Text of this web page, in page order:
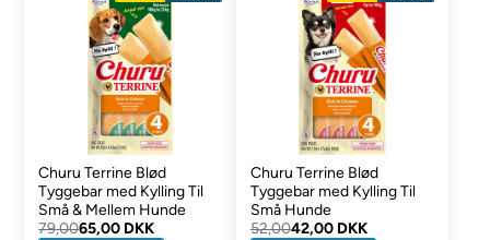
Churu Terrine Blød
Tyggebar med Kylling Til
Små & Mellem Hunde
79,0065,00 DKK
Churu Terrine Blød
Tyggebar med Kylling Til
Små Hunde
52,0042,00 DKK